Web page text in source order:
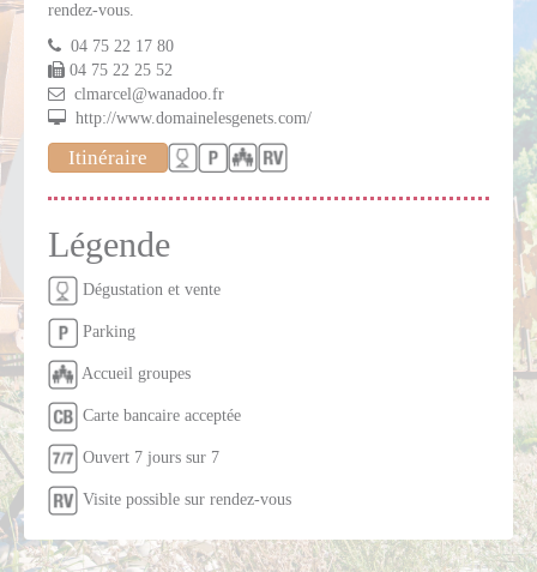
rendez-vous.
04 75 22 17 80
04 75 22 25 52
clmarcel@wanadoo.fr
http://www.domainelesgenets.com/
Itinéraire
Légende
Dégustation et vente
Parking
Accueil groupes
Carte bancaire acceptée
Ouvert 7 jours sur 7
Visite possible sur rendez-vous